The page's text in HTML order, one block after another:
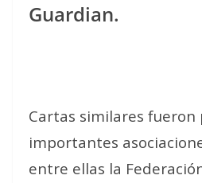
Guardian.
Cartas similares fueron
importantes
entre ellas la